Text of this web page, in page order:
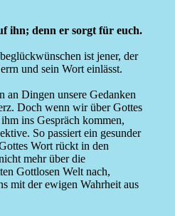
ihn; denn er sorgt für euch.
ist jener, der
und sein Wort einlässt.
an Dingen unsere Gedanken
Doch wenn wir über Gottes
ins Gespräch kommen,
So passiert ein gesunder
Wort rückt in den
mehr über die
Gottlosen Welt nach,
mit der ewigen Wahrheit aus